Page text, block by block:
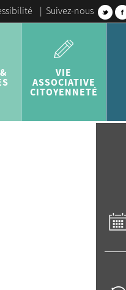
| Suivez-nous
VIE
ASSOCIATIVE
CITOYENNETÉ